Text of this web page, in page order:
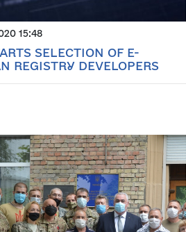
15:48
SELECTION OF E-
REGISTRY DEVELOPERS